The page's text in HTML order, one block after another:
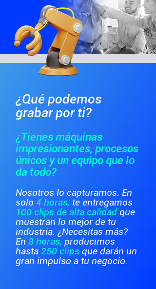
¿Qué podemos
grabar por ti?
¿Tienes máquinas
impresionantes, procesos
únicos y un equipo que lo
da todo?
Nosotros lo capturamos. En
solo 4 horas, te entregamos
100 clips de alta calidad que
muestran lo mejor de tu
industria. ¿Necesitas más?
En 8 horas, producimos
hasta 250 clips que darán un
gran impulso a tu negocio.